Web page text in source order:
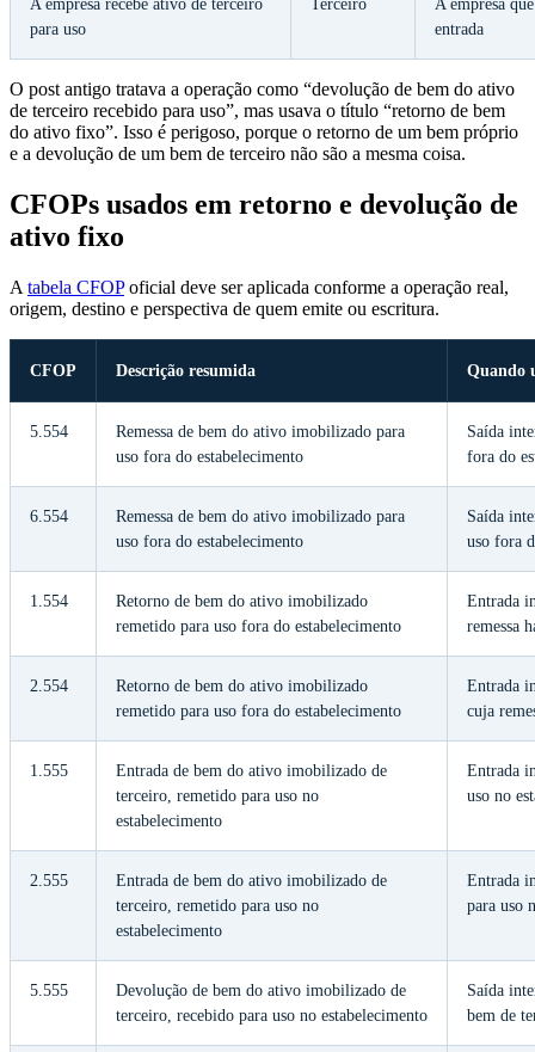
A empresa recebe ativo de terceiro
para uso
Terceiro
A empresa
entrada
O post antigo tratava a operação como “devolução de bem do ativo
de terceiro recebido para uso”, mas usava o título “retorno de bem
do ativo fixo”. Isso é perigoso, porque o retorno de um bem próprio
e a devolução de um bem de terceiro não são a mesma coisa.
CFOPs usados em retorno e devolução de
ativo fixo
A tabela CFOPoficial deve ser aplicada conforme a operação real,
origem, destino e perspectiva de quem emite ou escritura.
CFOP Descrição resumida Quando
5.554
Remessa de bem do ativo imobilizado para
uso fora do estabelecimento
Saída
fora do
6.554
Remessa de bem do ativo imobilizado para
uso fora do estabelecimento
Saída
uso fora
1.554
Retorno de bem do ativo imobilizado
remetido para uso fora do estabelecimento
Entrada
remessa
2.554
Retorno de bem do ativo imobilizado
remetido para uso fora do estabelecimento
Entrada
cuja
1.555
Entrada de bem do ativo imobilizado de
terceiro, remetido para uso no
estabelecimento
Entrada
uso no
2.555
Entrada de bem do ativo imobilizado de
terceiro, remetido para uso no
estabelecimento
Entrada
para uso
5.555
Devolução de bem do ativo imobilizado de
terceiro, recebido para uso no estabelecimento
Saída
bem de